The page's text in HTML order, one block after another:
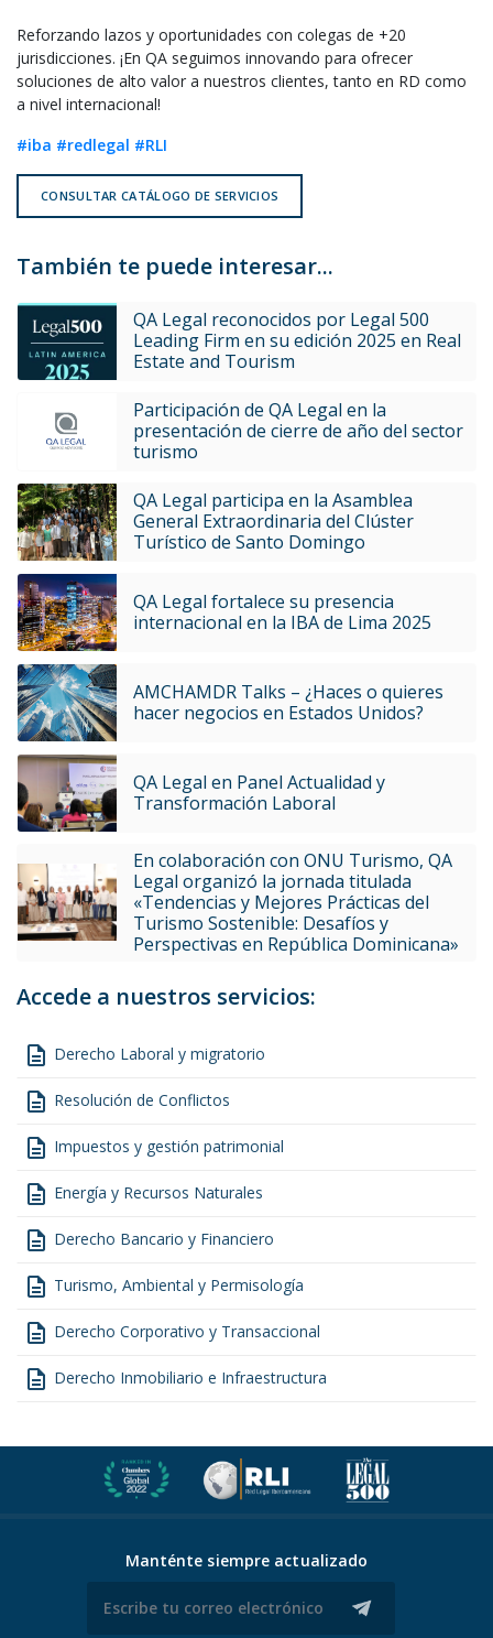
Reforzando lazos y oportunidades con colegas de +20
jurisdicciones. ¡En QA seguimos innovando para ofrecer
soluciones de alto valor a nuestros clientes, tanto en RD como
a nivel internacional!
#iba #redlegal #RLI
CONSULTAR CATÁLOGO DE SERVICIOS
También te puede interesar...
QA Legal reconocidos por Legal 500
Leading Firm en su edición 2025 en Real
Estate and Tourism
Participación de QA Legal en la
presentación de cierre de año del sector
turismo
QA Legal participa en la Asamblea
General Extraordinaria del Clúster
Turístico de Santo Domingo
QA Legal fortalece su presencia
internacional en la IBA de Lima 2025
AMCHAMDR Talks – ¿Haces o quieres
hacer negocios en Estados Unidos?
QA Legal en Panel Actualidad y
Transformación Laboral
En colaboración con ONU Turismo, QA
Legal organizó la jornada titulada
«Tendencias y Mejores Prácticas del
Turismo Sostenible: Desafíos y
Perspectivas en República Dominicana»
Accede a nuestros servicios:
description Derecho Laboral y migratorio
description Resolución de Conflictos
description Impuestos y gestión patrimonial
description Energía y Recursos Naturales
description Derecho Bancario y Financiero
description Turismo, Ambiental y Permisología
description Derecho Corporativo y Transaccional
description Derecho Inmobiliario e Infraestructura
Manténte siempre actualizado